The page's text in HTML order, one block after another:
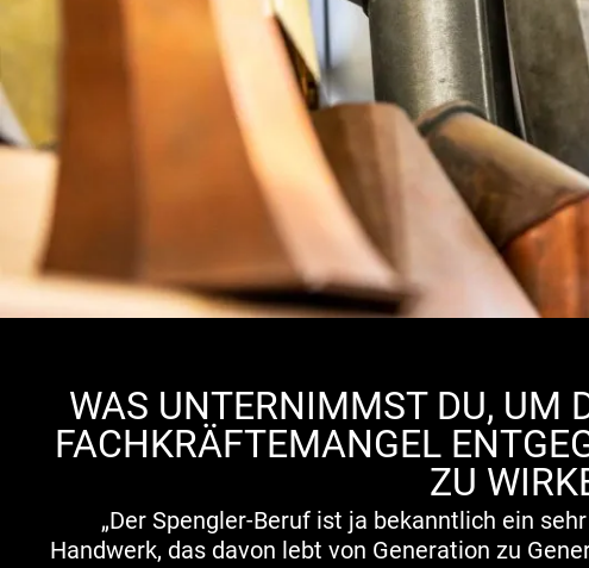
WAS UNTERNIMMST DU, UM
FACHKRÄFTEMANGEL
ZU
„Der Spengler-Beruf ist ja bekanntlich ein
Handwerk, das davon lebt von Generation zu